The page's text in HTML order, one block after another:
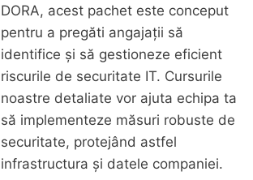
DORA, acest pachet este conceput
pentru a pregăti angajații să
identifice și să gestioneze eficient
riscurile de securitate IT. Cursurile
noastre detaliate vor ajuta echipa ta
să implementeze măsuri robuste de
securitate, protejând astfel
infrastructura și datele companiei.